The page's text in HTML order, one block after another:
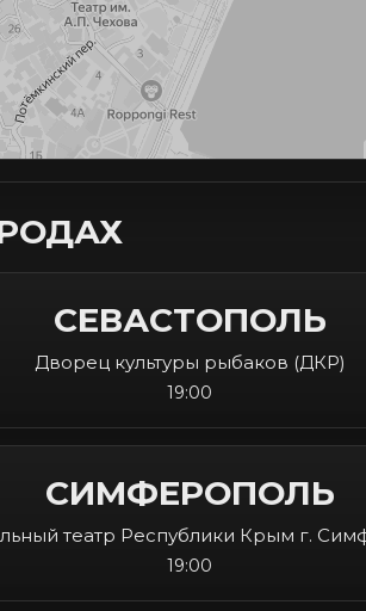
СЕВАСТОПОЛЬ
Дворец культуры рыбаков (ДКР)
19:00
СИМФЕРОПОЛЬ
театр Республики Крым г.
19:00